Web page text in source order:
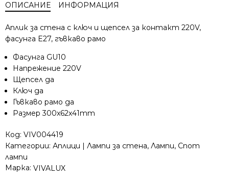
STECKER
E27,
щепсел
прекъсвач,
230V,
гъвкаво
ОПИСАНИЕ ИНФОРМАЦИЯ
Аплик за стена с ключ и щепсел за контакт 220V,
фасунга E27, гъвкаво рамо
Фасунга GU10
Напрежение 220V
Щепсел да
Ключ да
Гъвкаво рамо да
Размер 300x62x41mm
Код: VIV004419
Категории: Аплици | Лампи за стена, Лампи, Спот
лампи
Марка: VIVALUX